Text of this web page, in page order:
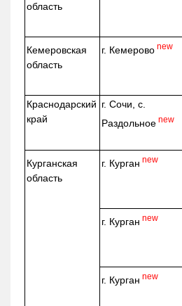
область
Кемеровская
область
г. Кемерово new
Краснодарский
край
г. Сочи, с.
Раздольное new
Курганская
область
г. Курган new
г. Курган new
г. Курган new